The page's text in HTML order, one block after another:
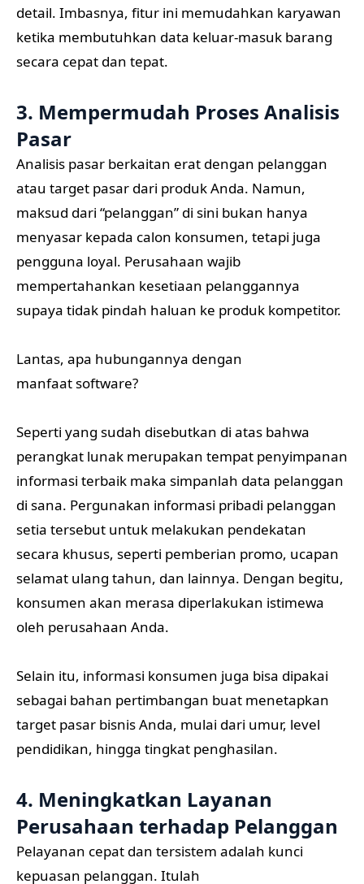
detail. Imbasnya, fitur ini memudahkan karyawan
ketika membutuhkan data keluar-masuk barang
secara cepat dan tepat.
3. Mempermudah Proses Analisis
Pasar
Analisis pasar berkaitan erat dengan pelanggan
atau target pasar dari produk Anda. Namun,
maksud dari “pelanggan” di sini bukan hanya
menyasar kepada calon konsumen, tetapi juga
pengguna loyal. Perusahaan wajib
mempertahankan kesetiaan pelanggannya
supaya tidak pindah haluan ke produk kompetitor.
Lantas, apa hubungannya dengan
manfaat software?
Seperti yang sudah disebutkan di atas bahwa
perangkat lunak merupakan tempat penyimpanan
informasi terbaik maka simpanlah data pelanggan
di sana. Pergunakan informasi pribadi pelanggan
setia tersebut untuk melakukan pendekatan
secara khusus, seperti pemberian promo, ucapan
selamat ulang tahun, dan lainnya. Dengan begitu,
konsumen akan merasa diperlakukan istimewa
oleh perusahaan Anda.
Selain itu, informasi konsumen juga bisa dipakai
sebagai bahan pertimbangan buat menetapkan
target pasar bisnis Anda, mulai dari umur, level
pendidikan, hingga tingkat penghasilan.
4. Meningkatkan Layanan
Perusahaan terhadap Pelanggan
Pelayanan cepat dan tersistem adalah kunci
kepuasan pelanggan. Itulah